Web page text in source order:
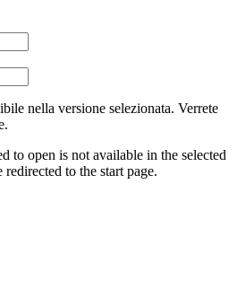
nella versione selezionata. Verrete
to open is not available in the selected
to the start page.